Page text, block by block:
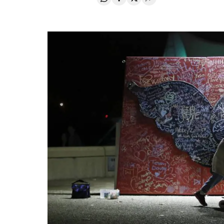
Compartir en Whatsapp
Compartir en Facebook
Compartir en Twitter
Desplegar Redes